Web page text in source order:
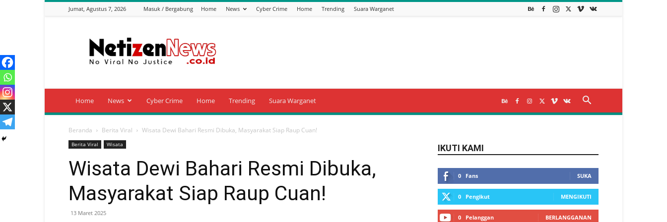
Jumat, Agustus 7, 2026 Masuk / Bergabung Home News Cyber Crime Home Trending Suara Warganet
News
Home News Cyber Crime Home Trending Suara Warganet
Beranda Berita Viral Wisata Dewi Bahari Resmi Dibuka, Masyarakat Siap Raup Cuan!
Berita Viral Wisata
Wisata Dewi Bahari Resmi Dibuka,
Masyarakat Siap Raup Cuan!
13 Maret 2025
IKUTI KAMI
0 Fans SUKA
0 Pengikut MENGIKUTI
0 Pelanggan BERLANGGANAN